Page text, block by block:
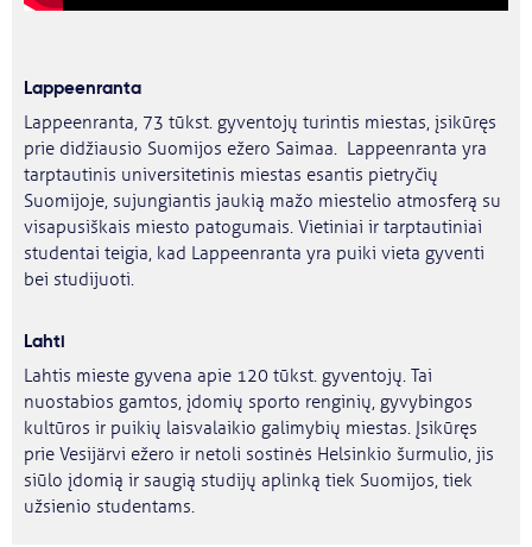
Lappeenranta
Lappeenranta, 73 tūkst. gyventojų turintis miestas, įsikūręs
prie didžiausio Suomijos ežero Saimaa. Lappeenranta yra
tarptautinis universitetinis miestas esantis pietryčių
Suomijoje, sujungiantis jaukią mažo miestelio atmosferą su
visapusiškais miesto patogumais. Vietiniai ir tarptautiniai
studentai teigia, kad Lappeenranta yra puiki vieta gyventi
bei studijuoti.
Lahti
Lahtis mieste gyvena apie 120 tūkst. gyventojų. Tai
nuostabios gamtos, įdomių sporto renginių, gyvybingos
kultūros ir puikių laisvalaikio galimybių miestas. Įsikūręs
prie Vesijärvi ežero ir netoli sostinės Helsinkio šurmulio, jis
siūlo įdomią ir saugią studijų aplinką tiek Suomijos, tiek
užsienio studentams.